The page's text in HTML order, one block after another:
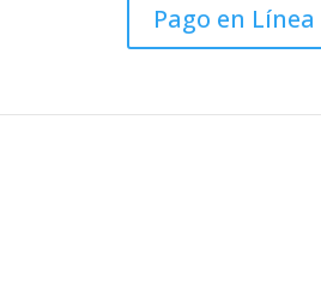
Pago en Línea